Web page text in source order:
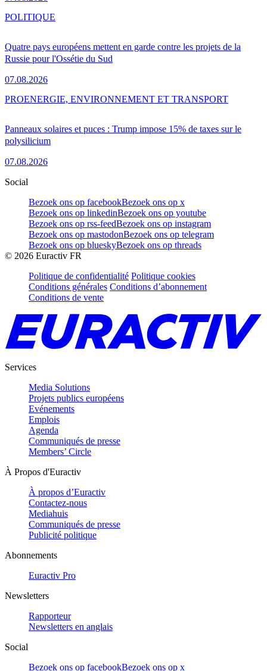
Quatre pays européens mettent en garde contre les projets de la
Russie pour l'Ossétie du Sud
07.08.2026
POLITIQUE
Panneaux solaires et puces : Trump impose 15% de taxes sur le
polysilicium
07.08.2026
PROENERGIE, ENVIRONNEMENT ET TRANSPORT
Social
Bezoek ons op facebookBezoek ons op x
Bezoek ons op linkedinBezoek ons op youtube
Bezoek ons op rss-feedBezoek ons op instagram
Bezoek ons op mastodonBezoek ons op telegram
Bezoek ons op blueskyBezoek ons op threads
© 2026 Euractiv FR
Politique de confidentialité Politique cookies
Conditions générales Conditions d’abonnement
Conditions de vente
Services
Media Solutions
Projets publics européens
Evénements
Emplois
Agenda
Communiqués de presse
Members’ Circle
À Propos d'Euractiv
À propos d’Euractiv
Contactez-nous
Mediahuis
Communiqués de presse
Publicité politique
Abonnements
Euractiv Pro
Newsletters
Rapporteur
Newsletters en anglais
Social
Bezoek ons op facebookBezoek ons op x